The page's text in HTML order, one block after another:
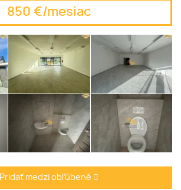
850 €/mesiac
Pridať medzi obľúbené